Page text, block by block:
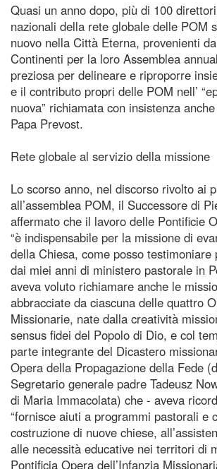
Quasi un anno dopo, più di 100
nazionali della rete globale delle POM
nuovo nella Città Eterna, provenienti
Continenti per la loro Assemblea
preziosa per delineare e riproporre
e il contributo propri delle POM nell’
nuova” richiamata con insistenza
Papa Prevost.
Rete globale al servizio della missione
Lo scorso anno, nel discorso rivolto ai
all’assemblea POM, il Successore di
affermato che il lavoro delle Pontificie
“è indispensabile per la missione di
della Chiesa, come posso testimoniare
dai miei anni di ministero pastorale in
aveva voluto richiamare anche le
abbracciate da ciascuna delle quattro
Missionarie, nate dalla creatività
sensus fidei del Popolo di Dio, e col
parte integrante del Dicastero
Opera della Propagazione della Fede
Segretario generale padre Tadeusz
di Maria Immacolata) che - aveva
“fornisce aiuti a programmi pastorali e
costruzione di nuove chiese,
alle necessità educative nei territori di
Pontificia Opera dell’Infanzia